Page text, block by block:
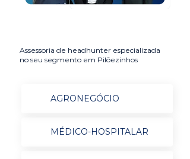
Assessoria de headhunter especializada
no seu segmento em Pilõezinhos
AGRONEGÓCIO
MÉDICO-HOSPITALAR